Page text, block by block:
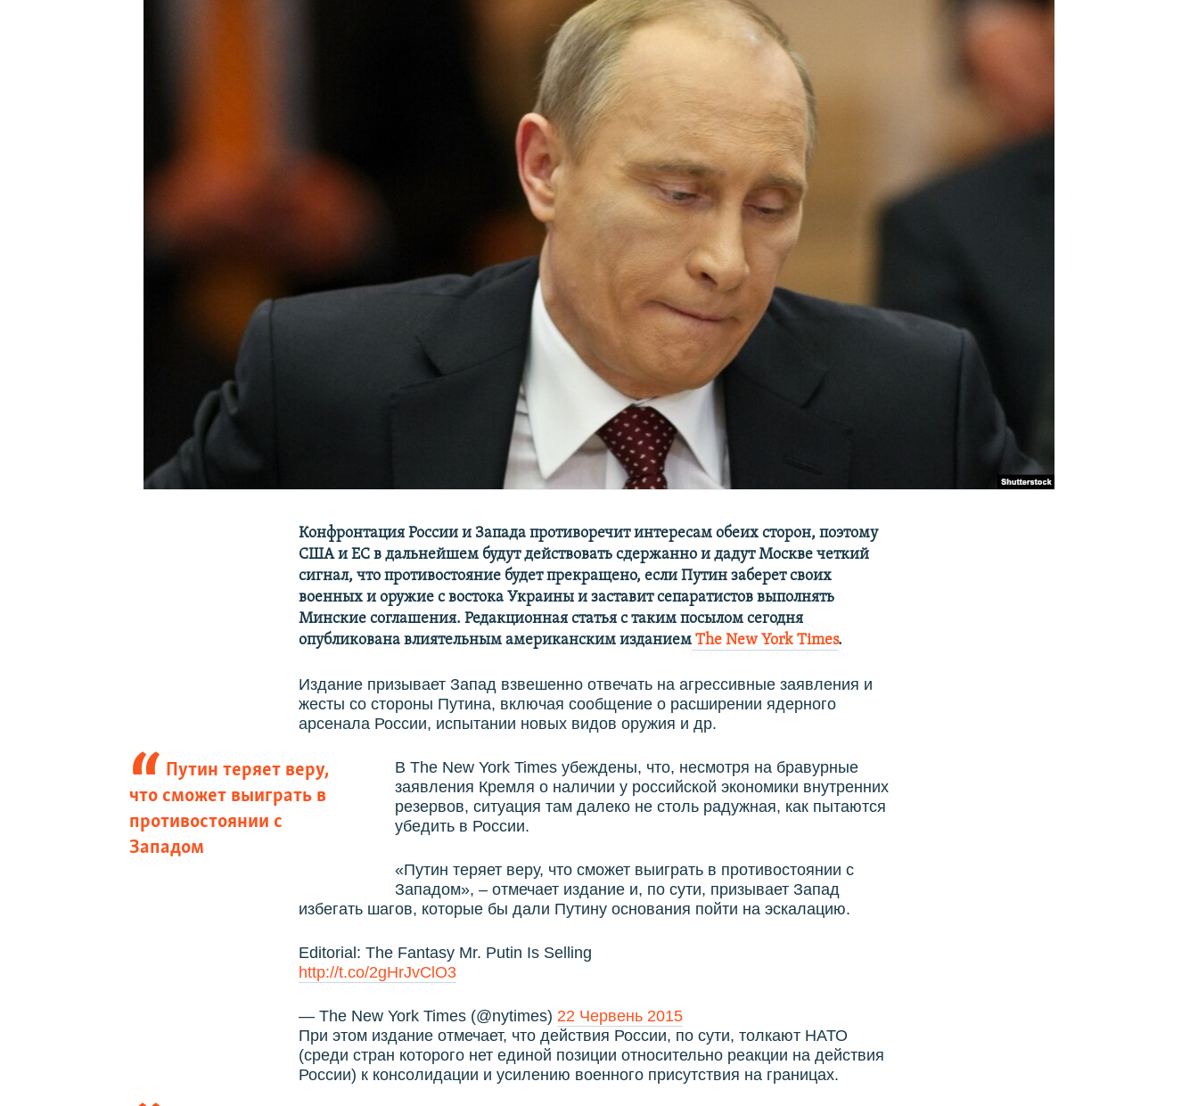
Конфронтация России и Запада противоречит интересам обеих сторон, поэтому
США и ЕС в дальнейшем будут действовать сдержанно и дадут Москве четкий
сигнал, что противостояние будет прекращено, если Путин заберет своих
военных и оружие с востока Украины и заставит сепаратистов выполнять
Минские соглашения. Редакционная статья с таким посылом сегодня
опубликована влиятельным американским изданием​ The New York Times.
Издание призывает Запад взвешенно отвечать на агрессивные заявления и
жесты со стороны Путина, включая сообщение о расширении ядерного
арсенала России, испытании новых видов оружия и др.​
Путин теряет веру,
что сможет выиграть в
противостоянии с
Западом
В The New York Times убеждены, что, несмотря на бравурные
заявления Кремля о наличии у российской экономики внутренних
резервов, ситуация там далеко не столь радужная, как пытаются
убедить в России.
«Путин теряет веру, что сможет выиграть в противостоянии с
Западом», – отмечает издание и, по сути, призывает Запад
избегать шагов, которые бы дали Путину основания пойти на эскалацию.
Editorial: The Fantasy Mr. Putin Is Selling
http://t.co/2gHrJvClO3
— The New York Times (@nytimes) 22 Червень 2015
При этом издание отмечает, что действия России, по сути, толкают НАТО
(среди стран которого нет единой позиции относительно реакции на действия
России) к консолидации и усилению военного присутствия на границах.​